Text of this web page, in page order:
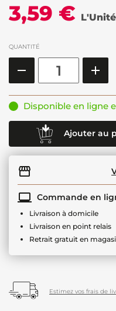
3,59 € L'Unité
QUANTITÉ
Disponible en ligne
Ajouter au
Commande en
Livraison à domicile
Livraison en point relais
Retrait gratuit en
Estimez vos frais de